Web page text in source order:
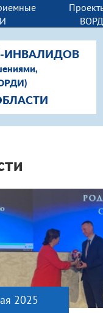
ИНВАЛИДОВ
2025